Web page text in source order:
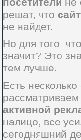
посетители не
решат, что сайт
не найдет.
Но для того,
значит? Это
тем лучше.
Есть
активной
налицо, все
сегодняшний